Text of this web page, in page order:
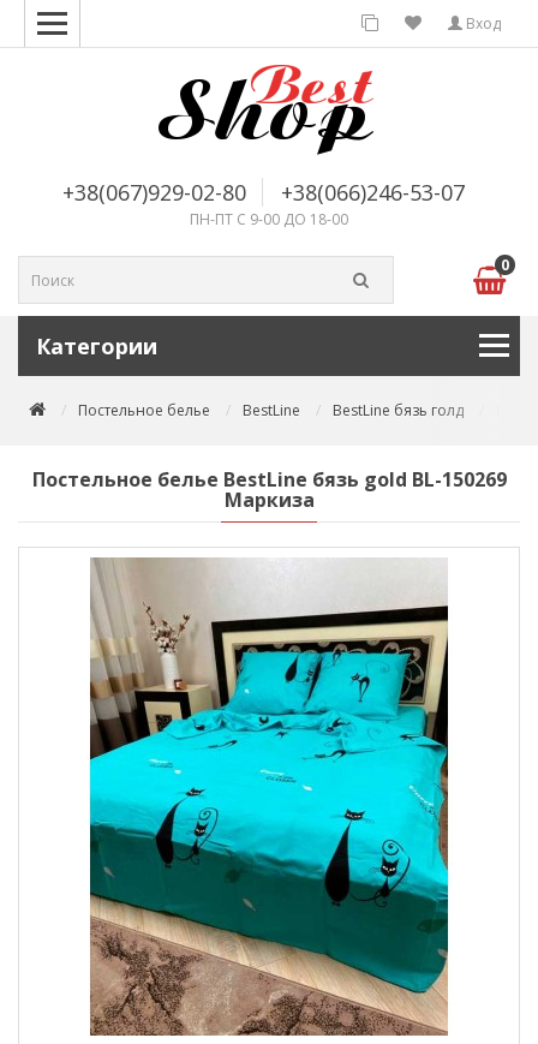
Вход
+38(067)929-02-80 +38(066)246-53-07
ПН-ПТ С 9-00 ДО 18-00
0
Категории
Постельное белье BestLine BestLine бязь голд
Постельное белье BestLine бязь gold BL-150269
Маркиза